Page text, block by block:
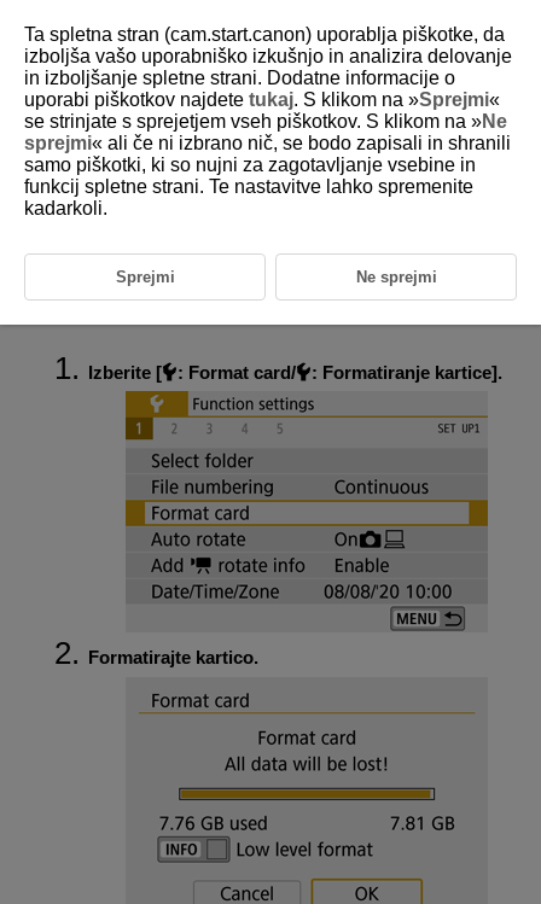
D101-172
Formatiranje
Če je kartica nova ali je bila prej formatirana (inicializirana) v drugem
Opozorilo
Izberite [ : Format card/ : Formatiranje kartice].
Formatirajte kartico.
Ta spletna stran (cam.start.canon) uporablja piškotke, da
izboljša vašo uporabniško izkušnjo in analizira delovanje
in izboljšanje spletne strani. Dodatne informacije o
uporabi piškotkov najdete tukaj. S klikom na »Sprejmi«
se strinjate s sprejetjem vseh piškotkov. S klikom na »Ne
sprejmi« ali če ni izbrano nič, se bodo zapisali in shranili
samo piškotki, ki so nujni za zagotavljanje vsebine in
funkcij spletne strani. Te nastavitve lahko spremenite
kadarkoli.
Sprejmi Ne sprejmi